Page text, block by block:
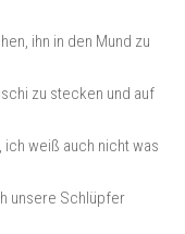
ihn in den Mund zu
zu stecken und auf
weiß auch nicht was
unsere Schlüpfer